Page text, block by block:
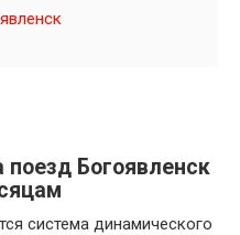
Богоявленск
система динамического